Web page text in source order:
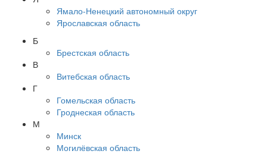
Ямало-Ненецкий автономный округ
Ярославская область
Б
Брестская область
В
Витебская область
Г
Гомельская область
Гроднеская область
М
Минск
Могилёвская область